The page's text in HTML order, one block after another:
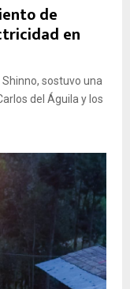
de
en
sostuvo una
del Águila y los